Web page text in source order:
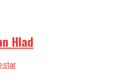
Hlad